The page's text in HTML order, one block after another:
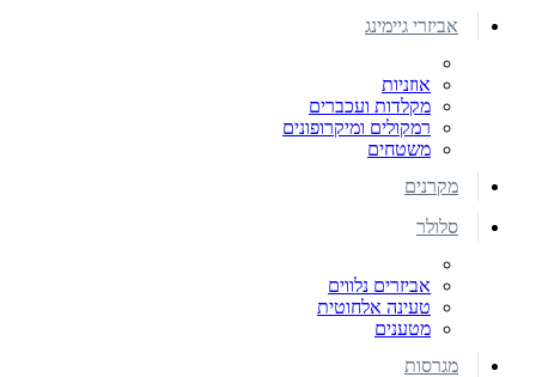
אביזרי גיימינג
אוזניות
מקלדות ועכברים
רמקולים ומיקרופונים
משטחים
מקרנים
סלולר
אביזרים נלווים
טעינה אלחוטית
מטענים
מגרסות